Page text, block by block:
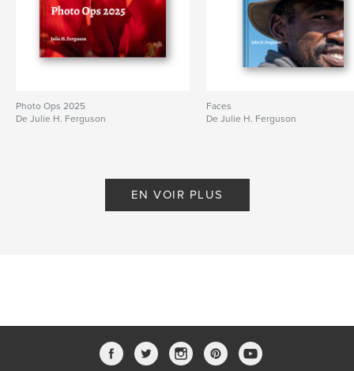
Photo Ops 2025
De Julie H. Ferguson
Faces
De Julie H. Ferguson
EN VOIR PLUS